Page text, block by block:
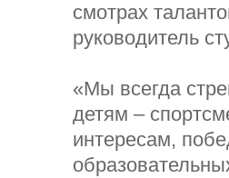
смотрах
руководитель
«Мы всегда
детям –
интересам,